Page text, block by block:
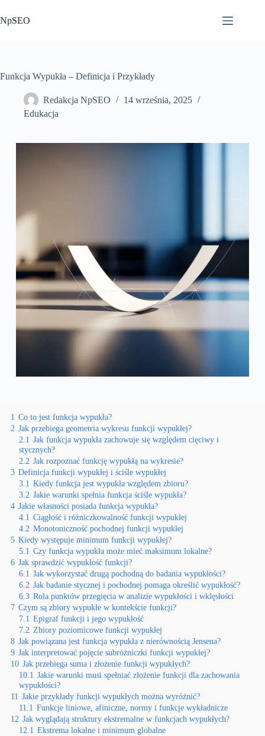
do
treści
NpSEO
Funkcja Wypukła – Definicja i Przykłady
Redakcja NpSEO
14 września, 2025
Edukacja
1 Co to jest funkcja wypukła?
2 Jak przebiega geometria wykresu funkcji wypukłej?
2.1 Jak funkcja wypukła zachowuje się względem cięciwy i
stycznych?
2.2 Jak rozpoznać funkcję wypukłą na wykresie?
3 Definicja funkcji wypukłej i ściśle wypukłej
3.1 Kiedy funkcja jest wypukła względem zbioru?
3.2 Jakie warunki spełnia funkcja ściśle wypukła?
4 Jakie własności posiada funkcja wypukła?
4.1 Ciągłość i różniczkowalność funkcji wypukłej
4.2 Monotoniczność pochodnej funkcji wypukłej
5 Kiedy występuje minimum funkcji wypukłej?
5.1 Czy funkcja wypukła może mieć maksimum lokalne?
6 Jak sprawdzić wypukłość funkcji?
6.1 Jak wykorzystać drugą pochodną do badania wypukłości?
6.2 Jak badanie stycznej i pochodnej pomaga określić wypukłość?
6.3 Rola punktów przegięcia w analizie wypukłości i wklęsłości
7 Czym są zbiory wypukłe w kontekście funkcji?
7.1 Epigraf funkcji i jego wypukłość
7.2 Zbiory poziomicowe funkcji wypukłej
8 Jak powiązana jest funkcja wypukła z nierównością Jensena?
9 Jak interpretować pojęcie subróżniczki funkcji wypukłej?
10 Jak przebiega suma i złożenie funkcji wypukłych?
10.1 Jakie warunki musi spełniać złożenie funkcji dla zachowania
wypukłości?
11 Jakie przykłady funkcji wypukłych można wyróżnić?
11.1 Funkcje liniowe, afiniczne, normy i funkcje wykładnicze
12 Jak wyglądają struktury ekstremalne w funkcjach wypukłych?
12.1 Ekstrema lokalne i minimum globalne